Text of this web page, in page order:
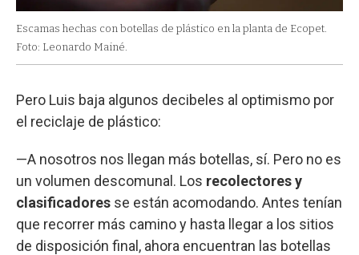
Escamas hechas con botellas de plástico en la planta de Ecopet.
Foto: Leonardo Mainé.
Pero Luis baja algunos decibeles al optimismo por
el reciclaje de plástico:
—A nosotros nos llegan más botellas, sí. Pero no es
un volumen descomunal. Los recolectores y
clasificadores se están acomodando. Antes tenían
que recorrer más camino y hasta llegar a los sitios
de disposición final, ahora encuentran las botellas